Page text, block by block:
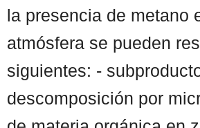
la presencia de metano
atmósfera se pueden
siguientes: -
descomposición por